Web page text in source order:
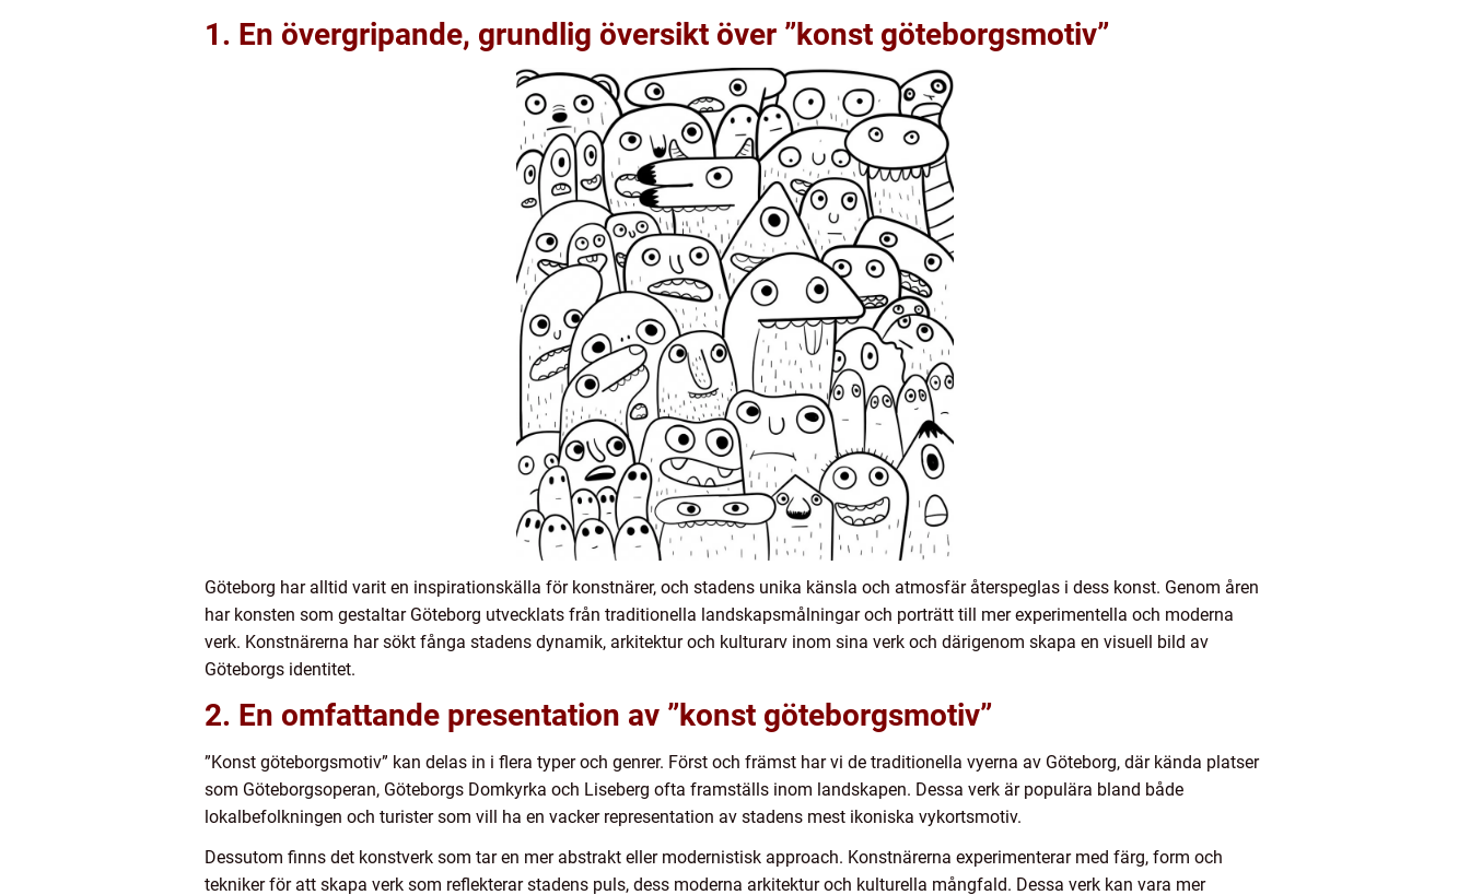
1. En övergripande, grundlig översikt över ”konst göteborgsmotiv”
Göteborg har alltid varit en inspirationskälla för konstnärer, och stadens unika känsla och atmosfär återspeglas i dess konst. Genom åren
har konsten som gestaltar Göteborg utvecklats från traditionella landskapsmålningar och porträtt till mer experimentella och moderna
verk. Konstnärerna har sökt fånga stadens dynamik, arkitektur och kulturarv inom sina verk och därigenom skapa en visuell bild av
Göteborgs identitet.
2. En omfattande presentation av ”konst göteborgsmotiv”
”Konst göteborgsmotiv” kan delas in i flera typer och genrer. Först och främst har vi de traditionella vyerna av Göteborg, där kända platser
som Göteborgsoperan, Göteborgs Domkyrka och Liseberg ofta framställs inom landskapen. Dessa verk är populära bland både
lokalbefolkningen och turister som vill ha en vacker representation av stadens mest ikoniska vykortsmotiv.
Dessutom finns det konstverk som tar en mer abstrakt eller modernistisk approach. Konstnärerna experimenterar med färg, form och
tekniker för att skapa verk som reflekterar stadens puls, dess moderna arkitektur och kulturella mångfald. Dessa verk kan vara mer